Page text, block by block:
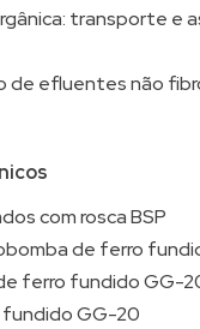
transporte e
de efluentes não
com rosca BSP
de ferro
ferro fundido GG-
GG-20